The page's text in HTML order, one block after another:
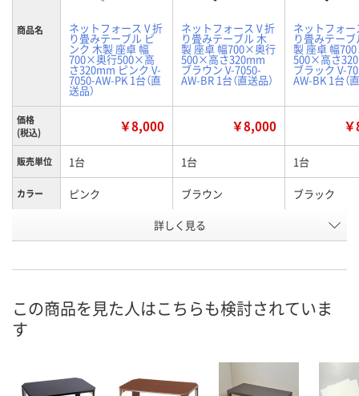
商品名 ネットフォース V 折
り畳みテーブル ピ
ンク 木製 座卓 幅
700×奥行500×高
さ320mm ピンク V-
7050-AW-PK 1台（直
送品）
ネットフォース V 折
り畳みテーブル 木
製 座卓 幅700×奥行
500×高さ320mm
ブラウン V-7050-
AW-BR 1台（直送品）
ネットフォー
り畳みテーブ
製 座卓 幅
500×高さ
ブラック V-
AW-BK 1台（
価格
(税込)
￥8,000 ￥8,000
販売単位 1台 1台 1台
カラー ピンク ブラウン ブラック
RH51922 RH51920
販売停止中です
詳しく見る
この商品を見た人はこちらも検討されていま
す